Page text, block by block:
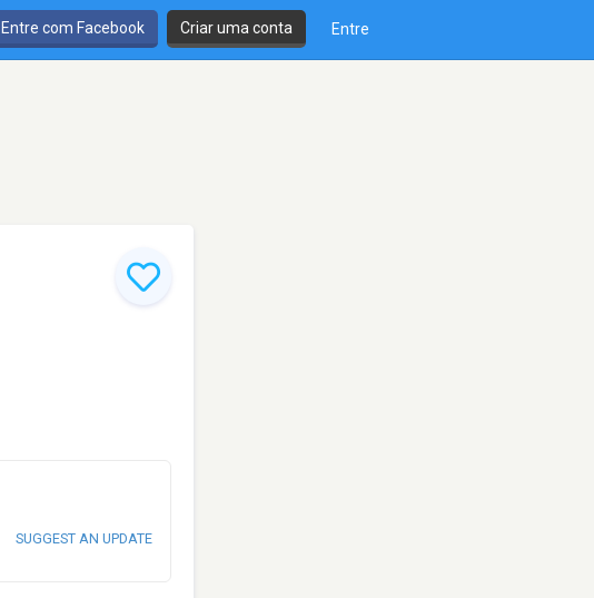
Entre com Facebook Criar uma conta Entre
SUGGEST AN UPDATE